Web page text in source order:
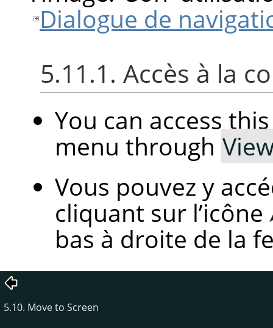
Dialogue de
5.11.1. Accès à la
You can access
menu through
Vous pouvez y
cliquant sur l’icône
bas à droite de la
5.10. Move to Screen